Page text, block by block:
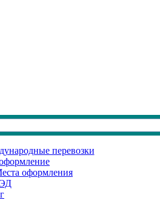
перевозки
оформления